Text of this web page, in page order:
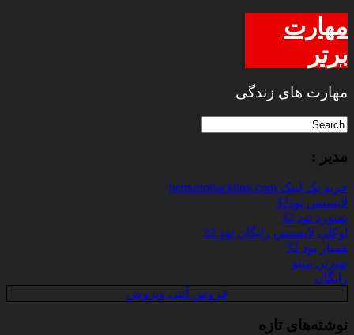
مهارت
برتر
مهارت های زندگی
مدیر :
خرید بک لینک behtarinbacklink.com
لایسنس نود32
پسورد نود 32
اوکلی لایسنس رایگان نود 32
همیار نود 32
بهترین سئو
رایگان
فروش آنتی ویروس
نوشته‌های تازه